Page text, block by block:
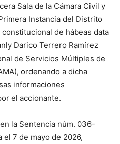
Sala de la Cámara Civil y
Instancia del Distrito
de hábeas data
Darico Terrero Ramírez
de Servicios Múltiples de
ordenando a dicha
informaciones
el accionante.
la Sentencia núm. 036-
7 de mayo de 2026,